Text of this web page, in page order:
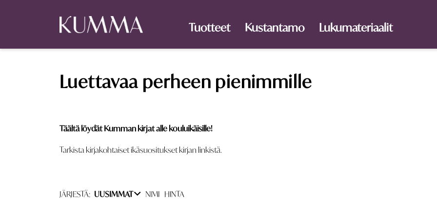
Tuotteet Kustantamo Lukumateriaalit
Luettavaa perheen pienimmille
Täältä löydät Kumman kirjat alle kouluikäisille!
Tarkista kirjakohtaiset ikäsuositukset kirjan linkistä.
JÄRJESTÄ: UUSIMMAT NIMI HINTA